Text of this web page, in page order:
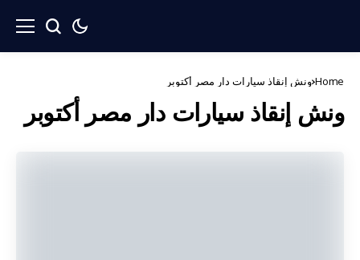
Home ونش إنقاذ سيارات دار مصر أكتوبر
ونش إنقاذ سيارات دار مصر أكتوبر